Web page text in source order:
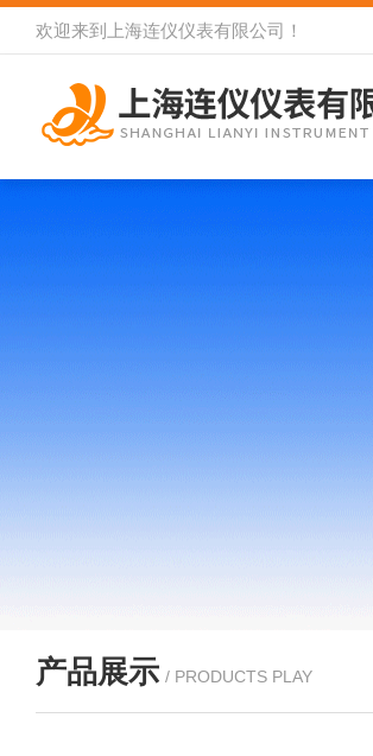
欢迎来到 上海连仪仪表有限公司 ！
产品展示 / PRODUCTS PLAY